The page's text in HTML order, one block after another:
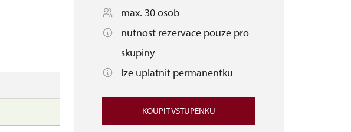
max. 30 osob
nutnost rezervace pouze pro
skupiny
lze uplatnit permanentku
KOUPIT VSTUPENKU